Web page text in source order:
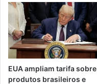
EUA ampliam tarifa sobre
produtos brasileiros e